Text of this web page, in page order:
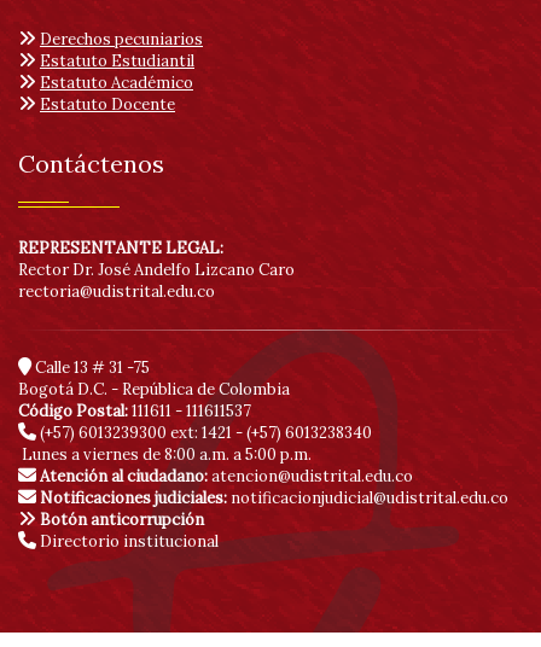
Derechos pecuniarios
Estatuto Estudiantil
Estatuto Académico
Estatuto Docente
Contáctenos
REPRESENTANTE LEGAL:
Rector Dr. José Andelfo Lizcano Caro
rectoria@udistrital.edu.co
Calle 13 # 31 -75
Bogotá D.C. - República de Colombia
Código Postal:111611 - 111611537
(+57) 6013239300 ext: 1421 - (+57) 6013238340
Lunes a viernes de 8:00 a.m. a 5:00 p.m.
Atención al ciudadano:atencion@udistrital.edu.co
Notificaciones judiciales: notificacionjudicial@udistrital.edu.co
Botón anticorrupción
Directorio institucional